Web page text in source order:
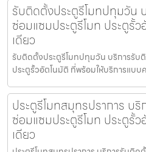
รับติดตั้งประตูรีโมทปทุมวัน
ซ่อมแซมประตูรีโมท ประตูรั้
เดียว
รับติดตั้งประตูรีโมทปทุมวัน บริการรับ
ประตูรั้วอัตโนมัติ ที่พร้อมให้บริการแบบ
ประตูรีโมทสมุทรปราการ บ
ซ่อมแซมประตูรีโมท ประตูรั้
เดียว